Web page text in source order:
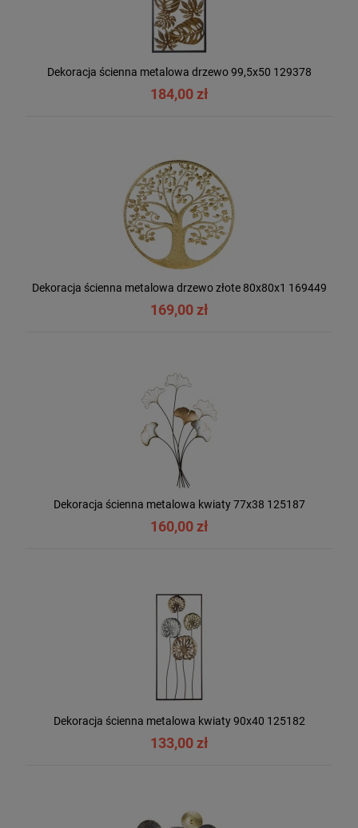
Dekoracja ścienna metalowa drzewo 99,5x50 129378
184,00 zł
Dekoracja ścienna metalowa drzewo złote 80x80x1 169449
169,00 zł
Dekoracja ścienna metalowa kwiaty 77x38 125187
160,00 zł
Dekoracja ścienna metalowa kwiaty 90x40 125182
133,00 zł